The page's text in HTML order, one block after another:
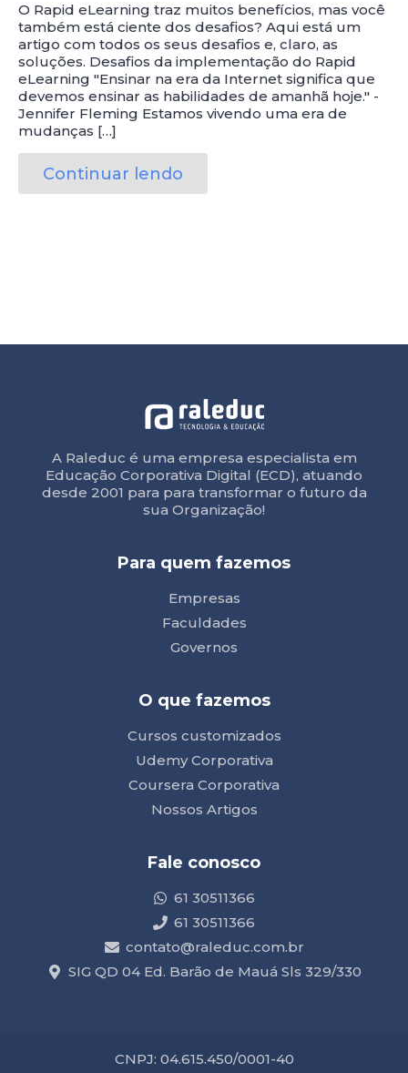
O Rapid eLearning traz muitos benefícios, mas você
também está ciente dos desafios? Aqui está um
artigo com todos os seus desafios e, claro, as
soluções. Desafios da implementação do Rapid
eLearning "Ensinar na era da Internet significa que
devemos ensinar as habilidades de amanhã hoje." -
Jennifer Fleming Estamos vivendo uma era de
mudanças […]
Continuar lendo
A Raleduc é uma empresa especialista em
Educação Corporativa Digital (ECD), atuando
desde 2001 para para transformar o futuro da
sua Organização!
Para quem fazemos
Empresas
Faculdades
Governos
O que fazemos
Cursos customizados
Udemy Corporativa
Coursera Corporativa
Nossos Artigos
Fale conosco
61 30511366
61 30511366
contato@raleduc.com.br
SIG QD 04 Ed. Barão de Mauá Sls 329/330
CNPJ: 04.615.450/0001-40